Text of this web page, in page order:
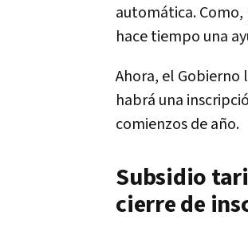
automática.
hace tiempo una
Ahora, el Gobierno
habrá una
comienzos de año.
Subsidio
cierre de